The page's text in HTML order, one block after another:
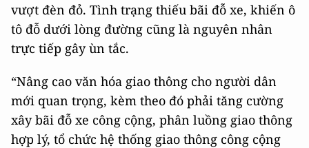
vượt đèn đỏ. Tình trạng thiếu bãi đỗ xe, khiến ô
tô đỗ dưới lòng đường cũng là nguyên nhân
trực tiếp gây ùn tắc.
“Nâng cao văn hóa giao thông cho người dân
mới quan trọng, kèm theo đó phải tăng cường
xây bãi đỗ xe công cộng, phân luồng giao thông
hợp lý, tổ chức hệ thống giao thông công cộng